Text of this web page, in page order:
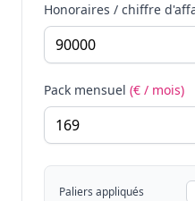
Honoraires / chiffre
Pack mensuel (€ / mois)
Paliers appliqués